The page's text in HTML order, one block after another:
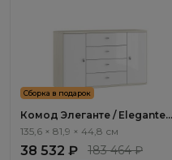
Сборка в подарок
Комод Элеганте / Elegante
LE5511.2
135,6 × 81,9 × 44,8 см
38 532 ₽ 183 464 ₽